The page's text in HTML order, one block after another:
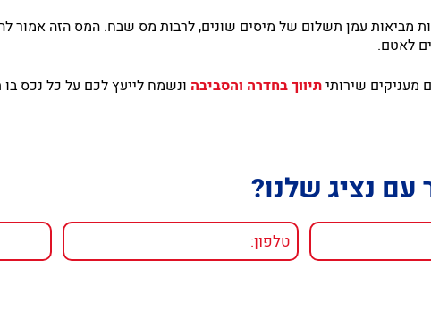
מביאות עמן תשלום של מיסים שונים, לרבות מס שבח. המס הזה אמור
לאטם.
מעניקים שירותיתיווך בחדרה והסביבה ונשמח לייעץ לכם על כל נכס
עם נציג שלנו?